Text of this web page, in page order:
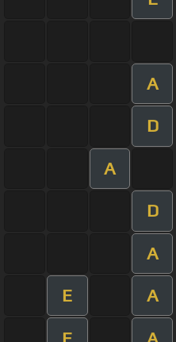
A
D
A
D
A
E A
E A